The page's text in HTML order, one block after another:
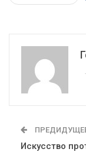
Искусство